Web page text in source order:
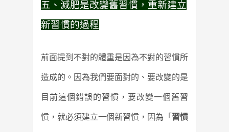
五、減肥是改變舊習慣，重新建立
新習慣的過程
前面提到不對的體重是因為不對的習慣所
造成的。因為我們要面對的、要改變的是
目前這個錯誤的習慣，要改變一個舊習
慣，就必須建立一個新習慣，因為「 習慣